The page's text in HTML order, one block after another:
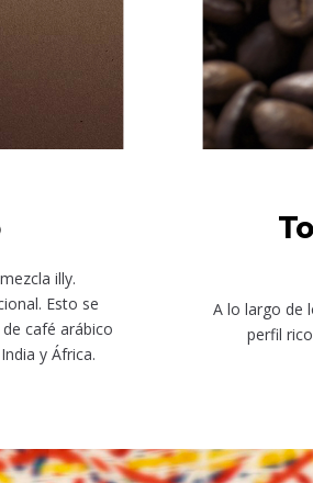
illy.
Esto se
café arábico
y África.
A lo largo de
perfil